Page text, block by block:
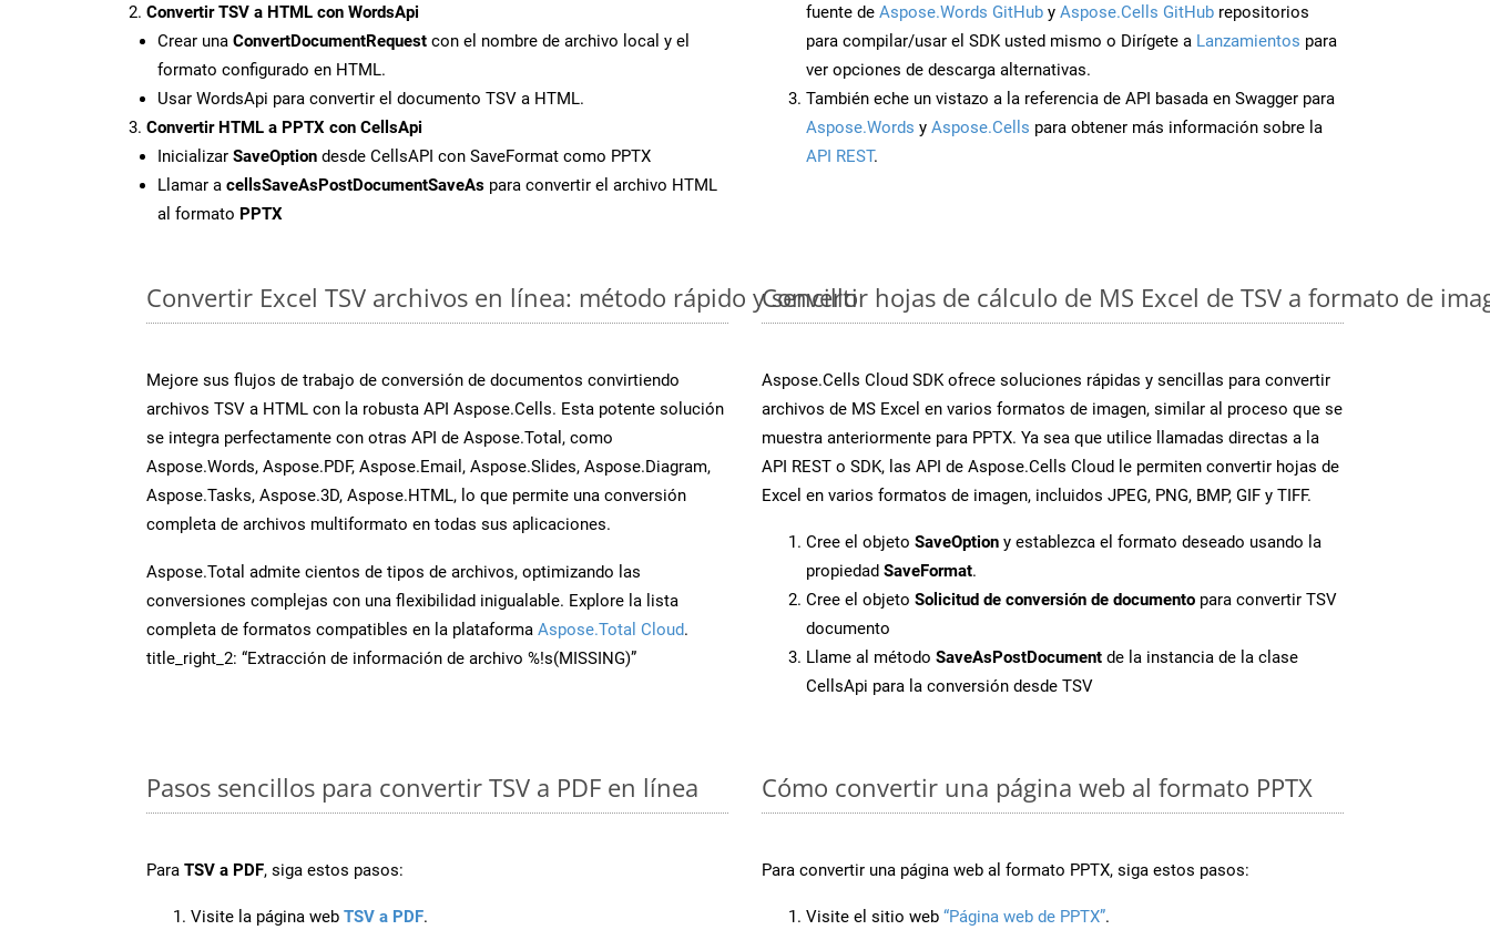
Convertir TSV a HTML con WordsApi
Crear una ConvertDocumentRequest con el nombre de archivo local y el
formato configurado en HTML.
Usar WordsApi para convertir el documento TSV a HTML.
Convertir HTML a PPTX con CellsApi
Inicializar SaveOption desde CellsAPI con SaveFormat como PPTX
Llamar a cellsSaveAsPostDocumentSaveAs para convertir el archivo HTML
al formato PPTX
fuente de Aspose.Words GitHub y Aspose.Cells GitHub repositorios
para compilar/usar el SDK usted mismo o Dirígete a Lanzamientos para
ver opciones de descarga alternativas.
También eche un vistazo a la referencia de API basada en Swagger para
Aspose.Words y Aspose.Cells para obtener más información sobre la
API REST.
Convertir Excel TSV archivos en línea: método rápido y sencillo
Mejore sus flujos de trabajo de conversión de documentos convirtiendo
archivos TSV a HTML con la robusta API Aspose.Cells. Esta potente solución
se integra perfectamente con otras API de Aspose.Total, como
Aspose.Words, Aspose.PDF, Aspose.Email, Aspose.Slides, Aspose.Diagram,
Aspose.Tasks, Aspose.3D, Aspose.HTML, lo que permite una conversión
completa de archivos multiformato en todas sus aplicaciones.
Aspose.Total admite cientos de tipos de archivos, optimizando las
conversiones complejas con una flexibilidad inigualable. Explore la lista
completa de formatos compatibles en la plataforma Aspose.Total Cloud.
title_right_2: “Extracción de información de archivo %!s(MISSING)”
Convertir hojas de cálculo de MS Excel de TSV a formato de
Aspose.Cells Cloud SDK ofrece soluciones rápidas y sencillas para convertir
archivos de MS Excel en varios formatos de imagen, similar al proceso que se
muestra anteriormente para PPTX. Ya sea que utilice llamadas directas a la
API REST o SDK, las API de Aspose.Cells Cloud le permiten convertir hojas de
Excel en varios formatos de imagen, incluidos JPEG, PNG, BMP, GIF y TIFF.
Cree el objeto SaveOption y establezca el formato deseado usando la
propiedad SaveFormat.
Cree el objeto Solicitud de conversión de documento para convertir TSV
documento
Llame al método SaveAsPostDocument de la instancia de la clase
CellsApi para la conversión desde TSV
Pasos sencillos para convertir TSV a PDF en línea
Para TSV a PDF, siga estos pasos:
Visite la página web TSV a PDF.
Cómo convertir una página web al formato PPTX
Para convertir una página web al formato PPTX, siga estos pasos:
Visite el sitio web “Página web de PPTX”.